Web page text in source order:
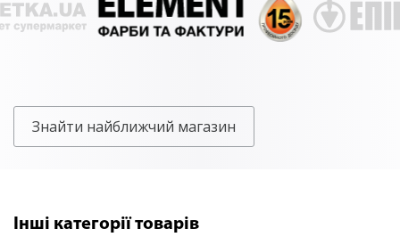
Знайти найближчий магазин
Інші категорії товарів